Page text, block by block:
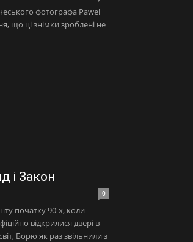
фотографа Pawel
що ці знімки зроблені не
і Закон
0
початку 90-х, коли
відкрилися двері в
Борю як раз звільнили з